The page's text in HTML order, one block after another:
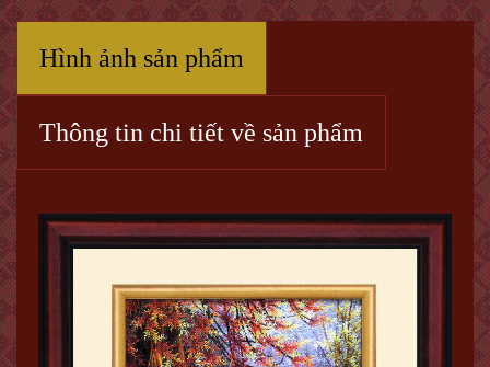
Hình ảnh sản phẩm
Thông tin chi tiết về sản phẩm